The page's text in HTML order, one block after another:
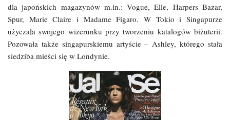
dla japońskich magazynów m.in.: Vogue, Elle, Harpers Bazar,
Spur, Marie Claire i Madame Figaro. W Tokio i Singapurze
użyczała swojego wizerunku przy tworzeniu katalogów biżuterii.
Pozowała także singapurskiemu artyście – Ashley, którego stała
siedziba mieści się w Londynie.